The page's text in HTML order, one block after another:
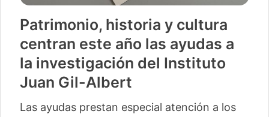
Patrimonio, historia y cultura
centran este año las ayudas a
la investigación del Instituto
Juan Gil-Albert
Las ayudas prestan especial atención a los